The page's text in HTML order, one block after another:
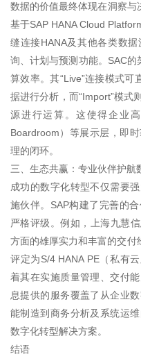
数据的价值最终体现在洞察与
基于SAP HANA Cloud
缝连接HANA及其他各类数
询、计划与预测功能。SAC
算效率。其“Live”连接模式可
据进行分析，而“Import”模式
源进行运算。这使得企业
Boardroom）等展示层，即
理的闭环。
三、生态共赢：专业伙伴护航
成功的数字化转型不仅需要
施伙伴。SAP构建了完善的
严格评级。例如，上海九慧
方面的雄厚实力和丰富的交
评定为S/4 HANA PE（私有
着其在实施质量管理、交付
息提供的服务覆盖了从企业
能制造到商务分析及系统运
数字化转型解决方案。
结语